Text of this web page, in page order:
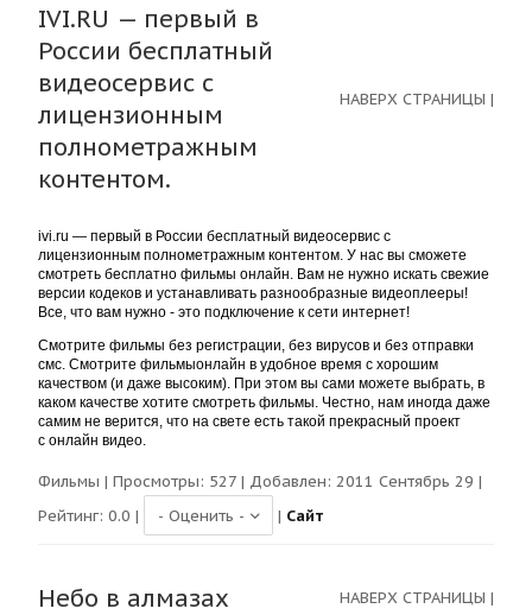
IVI.RU — первый в
России бесплатный
видеосервис с
лицензионным
полнометражным
контентом.
НАВЕРХ СТРАНИЦЫ |
ivi.ru — первый в России бесплатный видеосервис с
лицензионным полнометражным контентом. У нас вы сможете
смотреть бесплатно фильмы онлайн. Вам не нужно искать свежие
версии кодеков и устанавливать разнообразные видеоплееры!
Все, что вам нужно - это подключение к сети интернет!
Смотрите фильмы без регистрации, без вирусов и без отправки
смс. Смотрите фильмыонлайн в удобное время с хорошим
качеством (и даже высоким). При этом вы сами можете выбрать, в
каком качестве хотите смотреть фильмы. Честно, нам иногда даже
самим не верится, что на свете есть такой прекрасный проект
с онлайн видео.
Фильмы | Просмотры: 527 | Добавлен: 2011 Сентябрь 29 |
Рейтинг: 0.0 | | Сайт
Небо в алмазах НАВЕРХ СТРАНИЦЫ |